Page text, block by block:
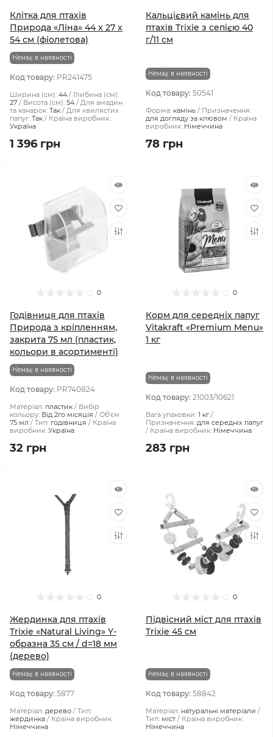
Клітка для птахів
Природа «Ліна» 44 x 27 x
54 см (фіолетова)
Немає в наявності
Код товару: PR241475
Ширина (см): 44
Глибина (см):
27
Висота (см): 54
Для амадин
та канарок: Так
Для хвилястих
папуг: Так
Країна виробник:
Україна
1 396 грн
Кальцієвий камінь для
птахів Trixie з сепією 40
г/11 см
Немає в наявності
Код товару: 50541
Форма: камінь
Призначення:
для догляду за клювом
Країна
виробник: Німеччина
78 грн
0
Годівниця для птахів
Природа з кріпленням,
закрита 75 мл (пластик,
кольори в асортименті)
Немає в наявності
Код товару: PR740824
Матеріал: пластик
Вибір
кольору: Від 2го місяція
Об'єм:
75 мл
Тип: годівниця
Країна
виробник: Україна
32 грн
0
Корм для середніх папуг
Vitakraft «Premium Menu»
1 кг
Немає в наявності
Код товару: 21003/10621
Вага упаковки: 1 кг
Призначення: для середніх папуг
Країна виробник: Німеччина
283 грн
0
Жердинка для птахів
Trixie «Natural Living» Y-
образна 35 см / d=18 мм
(дерево)
Немає в наявності
Код товару: 5877
Матеріал: дерево
Тип:
жердинка
Країна виробник:
Німеччина
0
Підвісний міст для птахів
Trixie 45 см
Немає в наявності
Код товару: 58842
Матеріал: натуральні матеріали
Тип: міст
Країна виробник:
Німеччина